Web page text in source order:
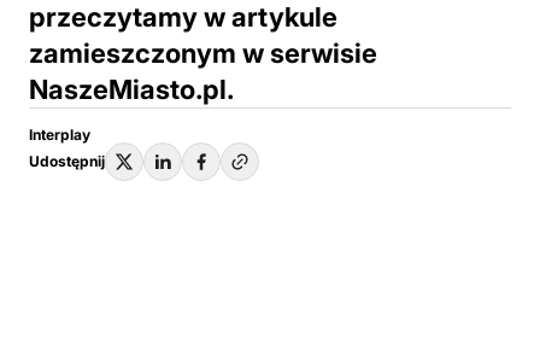
przeczytamy w artykule
zamieszczonym w serwisie
NaszeMiasto.pl.
Interplay
Udostępnij